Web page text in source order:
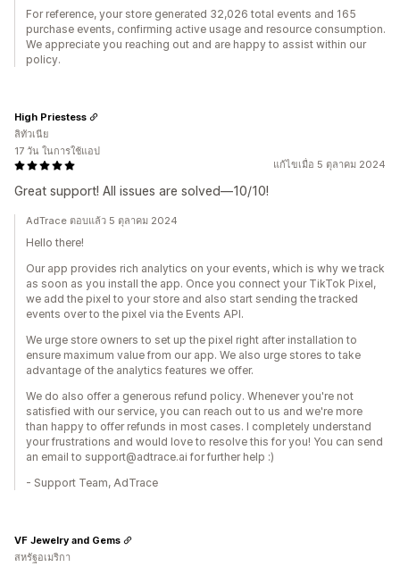
For reference, your store generated 32,026 total events and 165
purchase events, confirming active usage and resource consumption.
We appreciate you reaching out and are happy to assist within our
policy.
แก้ไขเมื่อ 5 ตุลาคม 2024
Great support! All issues are solved—10/10!
High Priestess
ลิทัวเนีย
17 วัน ในการใช้แอป
AdTrace ตอบแล้ว 5 ตุลาคม 2024
Hello there!
Our app provides rich analytics on your events, which is why we track
as soon as you install the app. Once you connect your TikTok Pixel,
we add the pixel to your store and also start sending the tracked
events over to the pixel via the Events API.
We urge store owners to set up the pixel right after installation to
ensure maximum value from our app. We also urge stores to take
advantage of the analytics features we offer.
We do also offer a generous refund policy. Whenever you're not
satisfied with our service, you can reach out to us and we're more
than happy to offer refunds in most cases. I completely understand
your frustrations and would love to resolve this for you! You can send
an email to support@adtrace.ai for further help :)
- Support Team, AdTrace
VF Jewelry and Gems
สหรัฐอเมริกา